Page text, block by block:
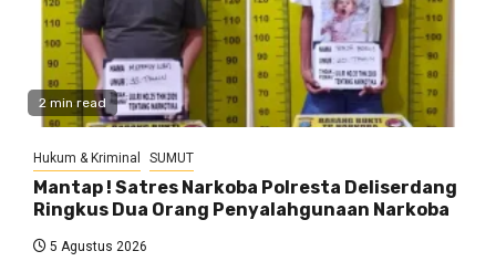
2 min read
Hukum & Kriminal SUMUT
Mantap ! Satres Narkoba Polresta Deliserdang
Ringkus Dua Orang Penyalahgunaan Narkoba
5 Agustus 2026